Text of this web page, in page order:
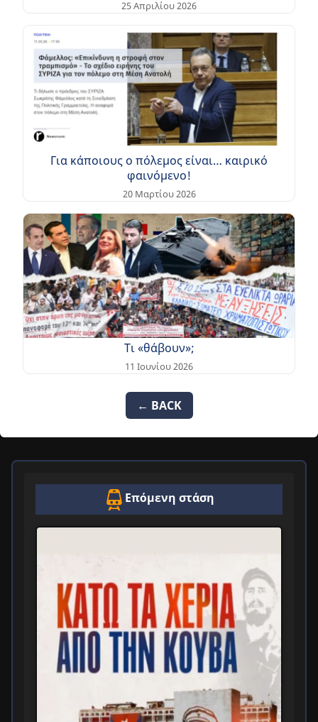
25 Απριλίου 2026
Για κάποιους ο πόλεμος είναι… καιρικό
φαινόμενο!
20 Μαρτίου 2026
Τι «θάβουν»;
11 Ιουνίου 2026
← BACK
Επόμενη στάση